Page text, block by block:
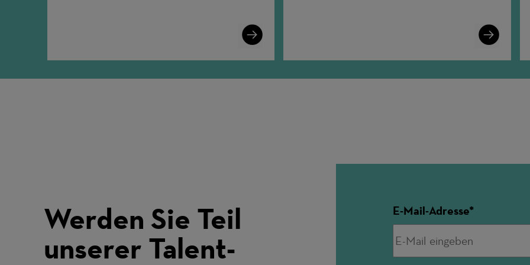
Learn
More
Learn
More
Werden Sie Teil
unserer Talent-
E-Mail-Adresse